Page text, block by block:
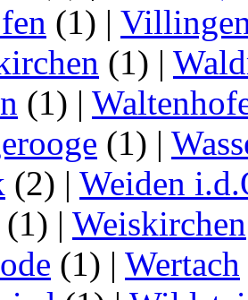
(1) |
(1) |
(1) |
(1) |
(2) | Weiden
(1) | Weiskirchen
(1) | Wertach